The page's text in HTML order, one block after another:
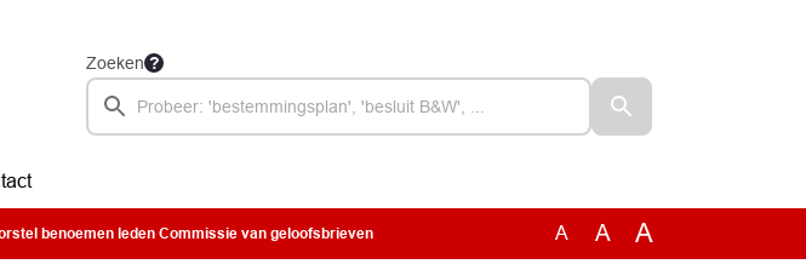
Zoeken
benoemen leden Commissie van geloofsbrieven A A A